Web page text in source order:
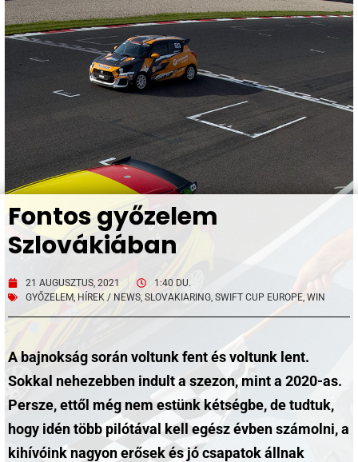
Fontos győzelem
Szlovákiában
21 AUGUSZTUS, 2021
1:40 DU.
GYŐZELEM, HÍREK / NEWS, SLOVAKIARING, SWIFT CUP EUROPE, WIN
A bajnokság során voltunk fent és voltunk lent.
Sokkal nehezebben indult a szezon, mint a 2020-as.
Persze, ettől még nem estünk kétségbe, de tudtuk,
hogy idén több pilótával kell egész évben számolni, a
kihívóink nagyon erősek és jó csapatok állnak